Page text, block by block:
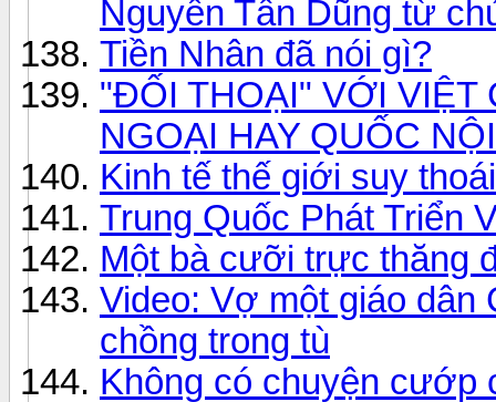
Nguyễn Tấn Dũng từ
Tiền Nhân đã nói gì?
"ĐỐI THOẠI" VỚI VIỆT
NGOẠI HAY QUỐC
Kinh tế thế giới suy thoái
Trung Quốc Phát Triển
Một bà cưỡi trực thăng
Video: Vợ một giáo dân
chồng trong tù
Không có chuyện cướp